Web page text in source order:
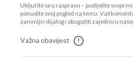
Uključite se u raspravu – podijelite svoje
ponudite svoj pogled na temu. Vaš
zanimljiv dijalog i obogatiti zajednicu
Važna obavijest !